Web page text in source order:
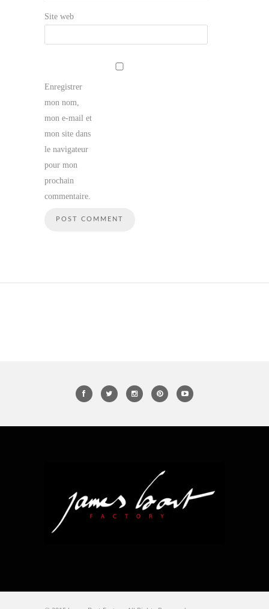
Site web
Enregistrer
mon nom,
mon e-mail et
mon site dans
le navigateur
pour mon
prochain
commentaire.